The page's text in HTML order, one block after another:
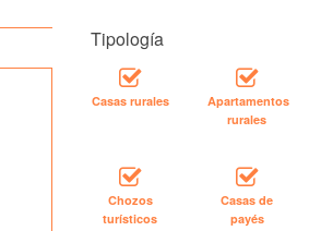
Tipología
Casas rurales
Apartamentos
rurales
Chozos
turísticos
Casas de
payés